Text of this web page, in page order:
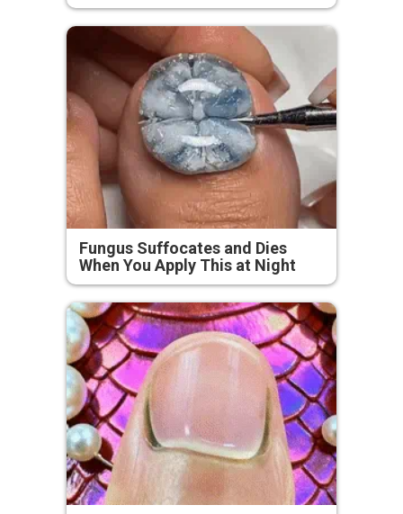
Fungus Suffocates and Dies
When You Apply This at Night